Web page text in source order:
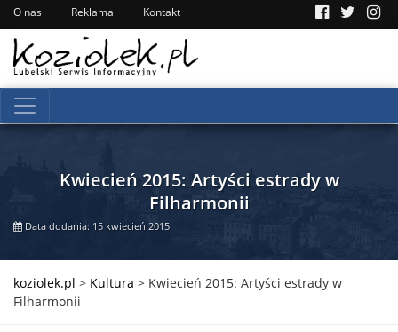
O nas Reklama Kontakt
Kwiecień 2015: Artyści estrady w
Filharmonii
Data dodania: 15 kwiecień 2015
koziolek.pl > Kultura > Kwiecień 2015: Artyści estrady w
Filharmonii